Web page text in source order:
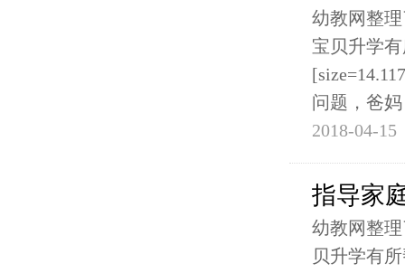
幼教网整
宝贝升学
问题，爸妈
2018-04-15
指导家
幼教网整
贝升学有